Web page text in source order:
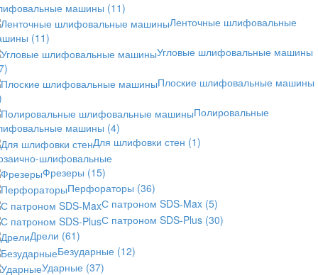
машины (11)
Ленточные шлифовальные
(11)
Угловые шлифовальные машины
Плоские шлифовальные машины
Полировальные
машины (4)
Для шлифовки стен (1)
шлифовальные
Фрезеры (15)
Перфораторы (36)
С патроном SDS-Max (5)
С патроном SDS-Plus (30)
Дрели (61)
Безударные (12)
Ударные (37)